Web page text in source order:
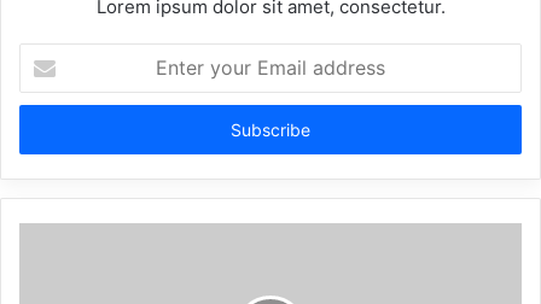
Lorem ipsum dolor sit amet, consectetur.
Enter
your
Email